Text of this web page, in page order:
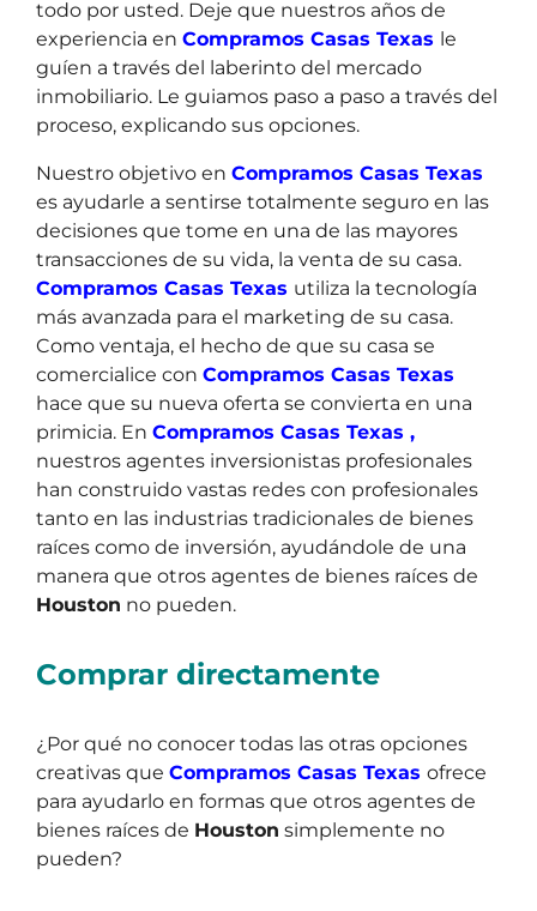
todo por usted. Deje que nuestros años de
experiencia en Compramos Casas Texas le
guíen a través del laberinto del mercado
inmobiliario. Le guiamos paso a paso a través del
proceso, explicando sus opciones.
Nuestro objetivo en Compramos Casas Texas
es ayudarle a sentirse totalmente seguro en las
decisiones que tome en una de las mayores
transacciones de su vida, la venta de su casa.
Compramos Casas Texas utiliza la tecnología
más avanzada para el marketing de su casa.
Como ventaja, el hecho de que su casa se
comercialice con Compramos Casas Texas
hace que su nueva oferta se convierta en una
primicia. En Compramos Casas Texas ,
nuestros agentes inversionistas profesionales
han construido vastas redes con profesionales
tanto en las industrias tradicionales de bienes
raíces como de inversión, ayudándole de una
manera que otros agentes de bienes raíces de
Houston no pueden.
Comprar directamente
¿Por qué no conocer todas las otras opciones
creativas que Compramos Casas Texas ofrece
para ayudarlo en formas que otros agentes de
bienes raíces de Houston simplemente no
pueden?